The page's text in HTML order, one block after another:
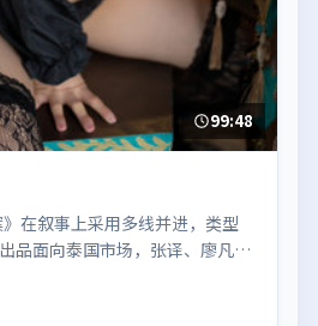
99:48
在叙事上采用多线并进，类型
品面向泰国市场，张译、廖凡、
角色推动关键反转，结尾留白引